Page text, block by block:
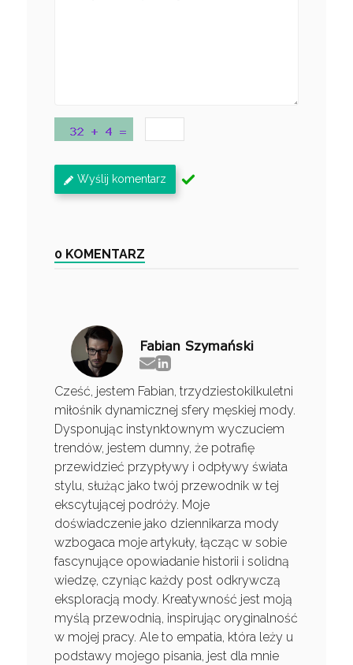
Wyślij komentarz
0 KOMENTARZ
Fabian Szymański
Cześć, jestem Fabian, trzydziestokilkuletni
miłośnik dynamicznej sfery męskiej mody.
Dysponując instynktownym wyczuciem
trendów, jestem dumny, że potrafię
przewidzieć przypływy i odpływy świata
stylu, służąc jako twój przewodnik w tej
ekscytującej podróży. Moje
doświadczenie jako dziennikarza mody
wzbogaca moje artykuły, łącząc w sobie
fascynujące opowiadanie historii i solidną
wiedzę, czyniąc każdy post odkrywczą
eksploracją mody. Kreatywność jest moją
myślą przewodnią, inspirując oryginalność
w mojej pracy. Ale to empatia, która leży u
podstawy mojego pisania, jest dla mnie